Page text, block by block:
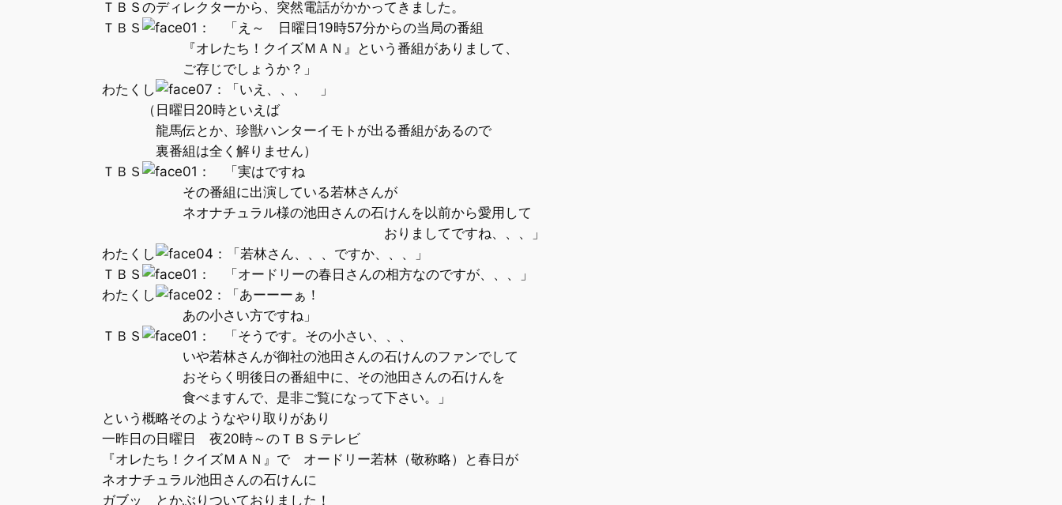
ＴＢＳのディレクターから、突然電話がかかってきました。
ＴＢＳ
： 「え～ 日曜日19時57分からの当局の番組
『オレたち！クイズＭＡＮ』という番組がありまして、
ご存じでしょうか？」
わたくし
：「いえ、、、 」
（日曜日20時といえば
龍馬伝とか、珍獣ハンターイモトが出る番組があるので
裏番組は全く解りません）
ＴＢＳ
： 「実はですね
その番組に出演している若林さんが
ネオナチュラル様の池田さんの石けんを以前から愛用して
おりましてですね、、、」
わたくし
：「若林さん、、、ですか、、、」
ＴＢＳ
： 「オードリーの春日さんの相方なのですが、、、」
わたくし
：「あーーーぁ！
あの小さい方ですね」
ＴＢＳ
： 「そうです。その小さい、、、
いや若林さんが御社の池田さんの石けんのファンでして
おそらく明後日の番組中に、その池田さんの石けんを
食べますんで、是非ご覧になって下さい。」
という概略そのようなやり取りがあり
一昨日の日曜日 夜20時～のＴＢＳテレビ
『オレたち！クイズＭＡＮ』で オードリー若林（敬称略）と春日が
ネオナチュラル池田さんの石けんに
ガブッ とかぶりついておりました！